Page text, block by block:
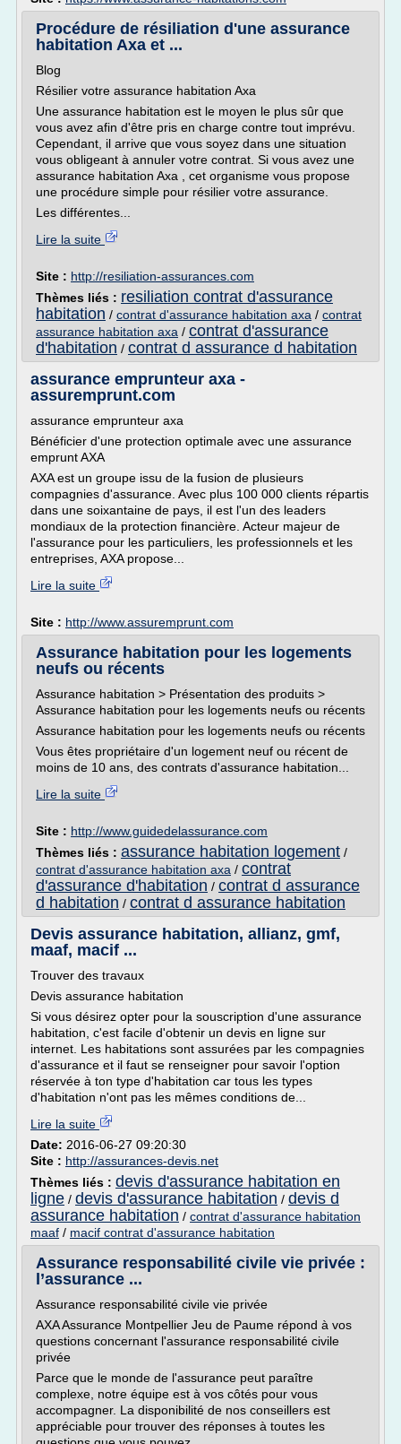
Procédure de résiliation d'une assurance
habitation Axa et ...
Blog
Résilier votre assurance habitation Axa
Une assurance habitation est le moyen le plus sûr que
vous avez afin d'être pris en charge contre tout imprévu.
Cependant, il arrive que vous soyez dans une situation
vous obligeant à annuler votre contrat. Si vous avez une
assurance habitation Axa , cet organisme vous propose
une procédure simple pour résilier votre assurance.
Les différentes...
Lire la suite
Site : http://resiliation-assurances.com
Thèmes liés : resiliation contrat d'assurance
habitation / contrat d'assurance habitation axa / contrat
assurance habitation axa / contrat d'assurance
d'habitation / contrat d assurance d habitation
assurance emprunteur axa -
assuremprunt.com
assurance emprunteur axa
Bénéficier d'une protection optimale avec une assurance
emprunt AXA
AXA est un groupe issu de la fusion de plusieurs
compagnies d'assurance. Avec plus 100 000 clients répartis
dans une soixantaine de pays, il est l'un des leaders
mondiaux de la protection financière. Acteur majeur de
l'assurance pour les particuliers, les professionnels et les
entreprises, AXA propose...
Lire la suite
Site : http://www.assuremprunt.com
Assurance habitation pour les logements
neufs ou récents
Assurance habitation > Présentation des produits >
Assurance habitation pour les logements neufs ou récents
Assurance habitation pour les logements neufs ou récents
Vous êtes propriétaire d'un logement neuf ou récent de
moins de 10 ans, des contrats d'assurance habitation...
Lire la suite
Site : http://www.guidedelassurance.com
Thèmes liés : assurance habitation logement /
contrat d'assurance habitation axa / contrat
d'assurance d'habitation / contrat d assurance
d habitation / contrat d assurance habitation
Devis assurance habitation, allianz, gmf,
maaf, macif ...
Trouver des travaux
Devis assurance habitation
Si vous désirez opter pour la souscription d'une assurance
habitation, c'est facile d'obtenir un devis en ligne sur
internet. Les habitations sont assurées par les compagnies
d'assurance et il faut se renseigner pour savoir l'option
réservée à ton type d'habitation car tous les types
d'habitation n'ont pas les mêmes conditions de...
Lire la suite
Date: 2016-06-27 09:20:30
Site : http://assurances-devis.net
Thèmes liés : devis d'assurance habitation en
ligne / devis d'assurance habitation / devis d
assurance habitation / contrat d'assurance habitation
maaf / macif contrat d'assurance habitation
Assurance responsabilité civile vie privée :
l’assurance ...
Assurance responsabilité civile vie privée
AXA Assurance Montpellier Jeu de Paume répond à vos
questions concernant l'assurance responsabilité civile
privée
Parce que le monde de l'assurance peut paraître
complexe, notre équipe est à vos côtés pour vous
accompagner. La disponibilité de nos conseillers est
appréciable pour trouver des réponses à toutes les